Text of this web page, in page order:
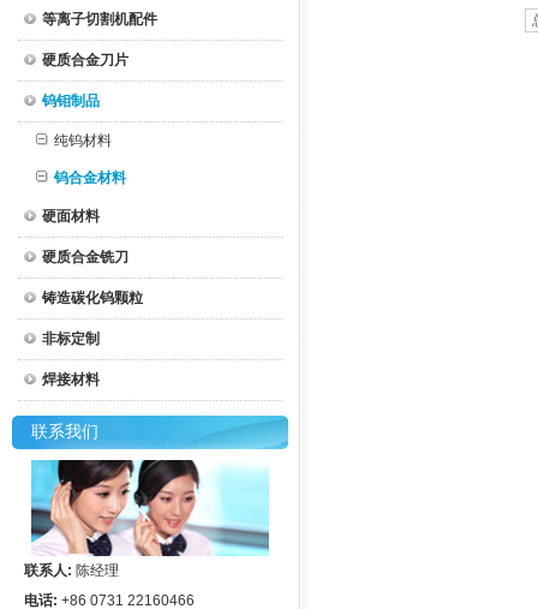
等离子切割机配件
硬质合金刀片
钨钼制品
纯钨材料
钨合金材料
硬面材料
硬质合金铣刀
铸造碳化钨颗粒
非标定制
焊接材料
联系我们
联系人: 陈经理
电话: +86 0731 22160466